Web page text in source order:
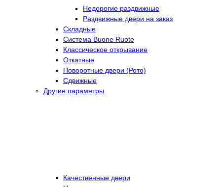
Недорогие раздвижные
Раздвижные двери на заказ
Складные
Cистема Buone Ruote
Классическое открывание
Откатные
Поворотные двери (Рото)
Сдвижные
Другие параметры
Качественные двери